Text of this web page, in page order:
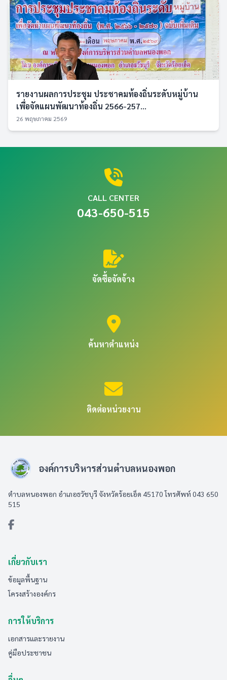
รายงานผลการประชุม ประชาคมท้องถิ่นระดับหมู่บ้าน
เพื่อจัดแผนพัฒนาท้องถิ่น 2566-257...
26 พฤษภาคม 2569
CALL CENTER
043-650-515
จัดซื้อจัดจ้าง
ค้นหาตำแหน่ง
ติดต่อหน่วยงาน
องค์การบริหารส่วนตำบลหนองพอก
ตำบลหนองพอก อำเภอธวัชบุรี จังหวัดร้อยเอ็ด 45170 โทรศัพท์ 043 650
515
เกี่ยวกับเรา
ข้อมูลพื้นฐาน
โครงสร้างองค์กร
การให้บริการ
เอกสารและรายงาน
คู่มือประชาชน